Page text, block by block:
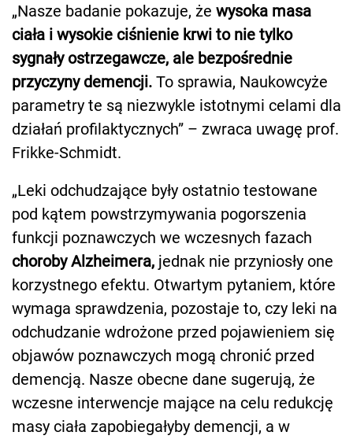
„Nasze badanie pokazuje, że wysoka masa
ciała i wysokie ciśnienie krwi to nie tylko
sygnały ostrzegawcze, ale bezpośrednie
przyczyny demencji. To sprawia, Naukowcyże
parametry te są niezwykle istotnymi celami dla
działań profilaktycznych” – zwraca uwagę prof.
Frikke-Schmidt.
„Leki odchudzające były ostatnio testowane
pod kątem powstrzymywania pogorszenia
funkcji poznawczych we wczesnych fazach
choroby Alzheimera, jednak nie przyniosły one
korzystnego efektu. Otwartym pytaniem, które
wymaga sprawdzenia, pozostaje to, czy leki na
odchudzanie wdrożone przed pojawieniem się
objawów poznawczych mogą chronić przed
demencją. Nasze obecne dane sugerują, że
wczesne interwencje mające na celu redukcję
masy ciała zapobiegałyby demencji, a w